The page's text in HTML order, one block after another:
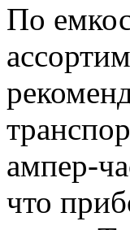
По
ампер-
что